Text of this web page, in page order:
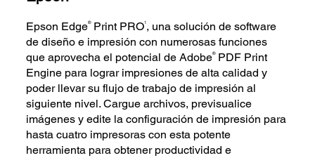
Epson Edge®Print PRO1, una solución de software
de diseño e impresión con numerosas funciones
que aprovecha el potencial de Adobe®PDF Print
Engine para lograr impresiones de alta calidad y
poder llevar su flujo de trabajo de impresión al
siguiente nivel. Cargue archivos, previsualice
imágenes y edite la configuración de impresión para
hasta cuatro impresoras con esta potente
herramienta para obtener productividad e